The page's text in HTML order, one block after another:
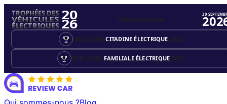
TROPHÉES DES
VÉHICULES
ÉLECTRIQUES
20
26
MEILLEURECITADINE ÉLECTRIQUE 2026
MEILLEURE FAMILIALE ÉLECTRIQUE 2026
Votez jusqu'au
30